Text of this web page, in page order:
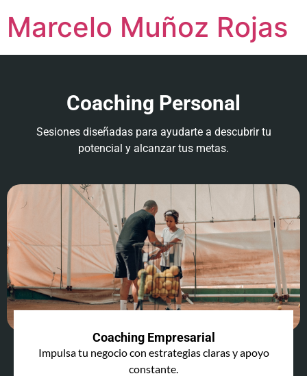
Marcelo Muñoz Rojas
Coaching Personal
Sesiones diseñadas para ayudarte a descubrir tu
potencial y alcanzar tus metas.
Coaching Empresarial
Impulsa tu negocio con estrategias claras y apoyo
constante.